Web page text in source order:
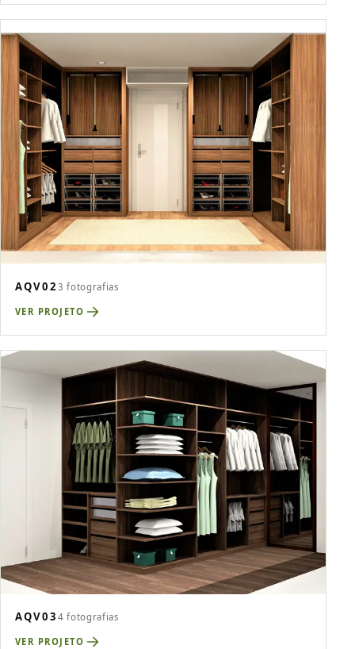
AQV02 3 fotografias
VER PROJETO
AQV03 4 fotografias
VER PROJETO